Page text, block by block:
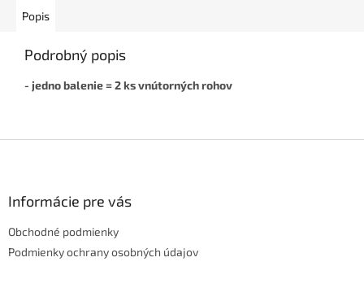
Popis
Podrobný popis
- jedno balenie = 2 ks vnútorných rohov
Informácie pre vás
Obchodné podmienky
Podmienky ochrany osobných údajov